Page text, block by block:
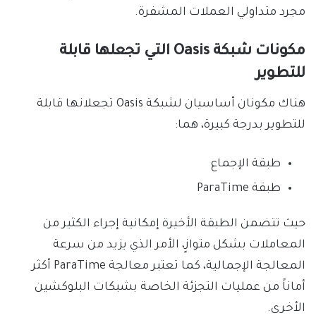
مجرد متداولي العملات المشفرة.
مكونات شبكة Oasis التي تجعلها قابلة
للتطوير
هناك مكونان أساسيان لشبكة Oasis تجعلانها قابلة
للتطوير بدرجة كبيرة، هما:
طبقة الإجماع
طبقة ParaTime
حيث تتضمن الطبقة الأخيرة إمكانية إجراء الكثير من
المعاملات بشكل متوازٍ، الأمر الذي يزيد من سرعة
المعالجة الإجمالية، كما تعتبر معالجة ParaTime أكثر
أماناً من عمليات التجزئة الخاصة بشبكات البلوكشين
الأخرى.